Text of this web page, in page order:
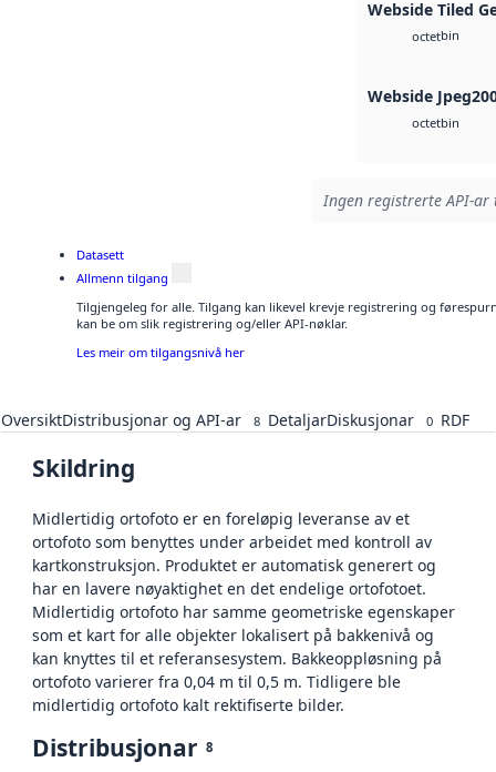
Webside Tiled
octetbin
Webside
octetbin
Ingen registrerte API-
Datasett
Allmenn tilgang
Tilgjengeleg for alle. Tilgang kan likevel krevje registrering og
kan be om slik registrering og/eller API-nøklar.
Les meir om tilgangsnivå her
OversiktDistribusjonar og API-ar 8 DetaljarDiskusjonar 0 RDF
Skildring
Midlertidig ortofoto er en foreløpig leveranse av et
ortofoto som benyttes under arbeidet med kontroll av
kartkonstruksjon. Produktet er automatisk generert og
har en lavere nøyaktighet en det endelige ortofotoet.
Midlertidig ortofoto har samme geometriske egenskaper
som et kart for alle objekter lokalisert på bakkenivå og
kan knyttes til et referansesystem. Bakkeoppløsning på
ortofoto varierer fra 0,04 m til 0,5 m. Tidligere ble
midlertidig ortofoto kalt rektifiserte bilder.
Distribusjonar 8